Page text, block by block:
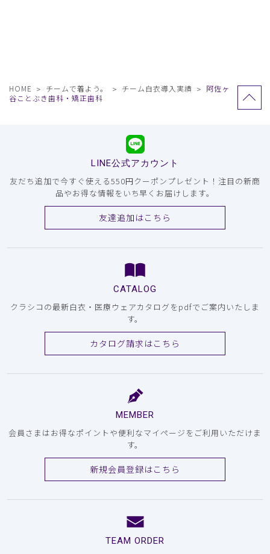
HOME チームで着よう。 チーム白衣導入実績
阿佐ヶ
谷ことぶき歯科・矯正歯科
LINE公式アカウント
友だち追加で今すぐ使える550円クーポンプレゼント！注目の新商
品やお得な情報をいち早くお届けします。
友達追加はこちら
CATALOG
クラシコの最新白衣・医療ウェアカタログをpdfでご案内いたしま
す。
カタログ請求はこちら
MEMBER
会員さまはお得なポイントや便利なマイページをご利用いただけま
す。
新規会員登録はこちら
TEAM ORDER